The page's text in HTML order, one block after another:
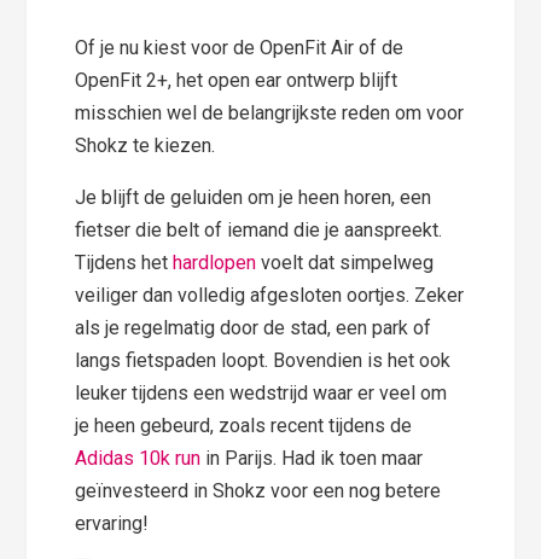
Of je nu kiest voor de OpenFit Air of de
OpenFit 2+, het open ear ontwerp blijft
misschien wel de belangrijkste reden om voor
Shokz te kiezen.
Je blijft de geluiden om je heen horen, een
fietser die belt of iemand die je aanspreekt.
Tijdens hethardlopen voelt dat simpelweg
veiliger dan volledig afgesloten oortjes. Zeker
als je regelmatig door de stad, een park of
langs fietspaden loopt. Bovendien is het ook
leuker tijdens een wedstrijd waar er veel om
je heen gebeurd, zoals recent tijdens de
Adidas 10k run in Parijs. Had ik toen maar
geïnvesteerd in Shokz voor een nog betere
ervaring!